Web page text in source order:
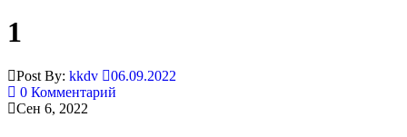
1
Post By: kkdv
06.09.2022
0 Комментарий
Сен 6, 2022